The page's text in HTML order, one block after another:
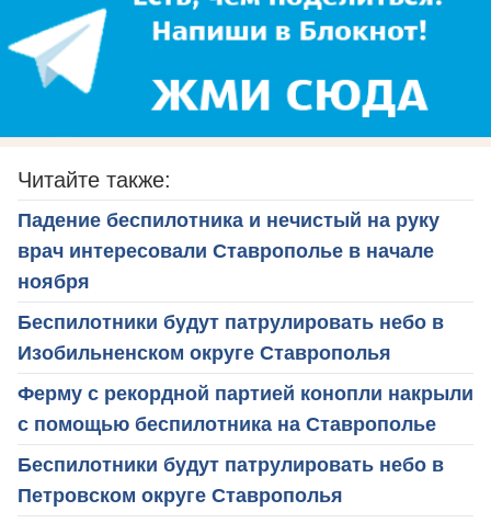
Читайте также:
Падение беспилотника и нечистый на руку
врач интересовали Ставрополье в начале
ноября
Беспилотники будут патрулировать небо в
Изобильненском округе Ставрополья
Ферму с рекордной партией конопли накрыли
с помощью беспилотника на Ставрополье
Беспилотники будут патрулировать небо в
Петровском округе Ставрополья